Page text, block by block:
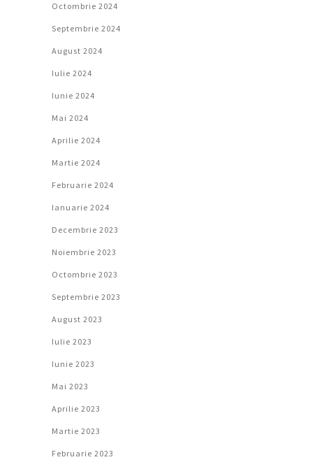
Octombrie 2024
Septembrie 2024
August 2024
Iulie 2024
Iunie 2024
Mai 2024
Aprilie 2024
Martie 2024
Februarie 2024
Ianuarie 2024
Decembrie 2023
Noiembrie 2023
Octombrie 2023
Septembrie 2023
August 2023
Iulie 2023
Iunie 2023
Mai 2023
Aprilie 2023
Martie 2023
Februarie 2023